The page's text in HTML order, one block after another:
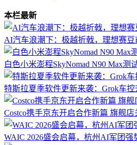
本栏最新
AI汽车浪潮下：极越折戟，理想赛
白色小米澎程SkyNomad N90 Max
特斯拉夏季软件更新来袭：Grok车
Costco携手京东开启合作新篇 旗舰
WAIC 2026盛会启幕，杭州AI军团